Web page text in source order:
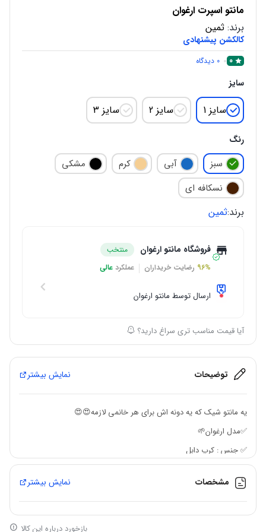
مانتو اسپرت ارغوان
برند: ثمین
کالکشن پیشنهادی
0
0 دیدگاه
سایز
سایز 1 سایز 2 سایز 3
رنگ
سبز آبی کرم
مشکی
نسکافه ای
برند:ثمین
فروشگاه مانتو ارغوان
منتخب
96% رضایت خریداران عملکرد عالی
ارسال توسط مانتو ارغوان
آیا قیمت مناسب تری سراغ دارید؟
توضیحات نمایش بیشتر
یه مانتو شیک که یه دونه اش برای هر خانمی لازمه😍😍
✅مدل ارغوان🌱
✅ جنس : کرپ دابل
✅سایز ۱ : ۳۸ تا ۴۲مشخصات نمایش بیشتر
بازخورد درباره این کالا